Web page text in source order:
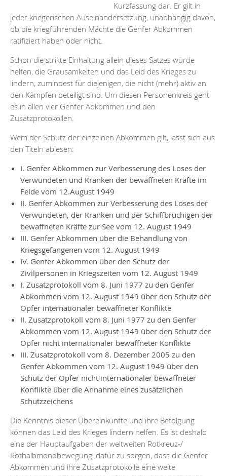
Kurzfassung dar. Er gilt in
jeder kriegerischen Auseinandersetzung, unabhängig davon,
ob die kriegführenden Mächte die Genfer Abkommen
ratifiziert haben oder nicht.
Schon die strikte Einhaltung allein dieses Satzes würde
helfen, die Grausamkeiten und das Leid des Krieges zu
lindern, zumindest für diejenigen, die nicht (mehr) aktiv an
den Kämpfen beteiligt sind. Um diesen Personenkreis geht
es in allen vier Genfer Abkommen und den
Zusatzprotokollen.
Wem der Schutz der einzelnen Abkommen gilt, lässt sich aus
den Titeln ablesen:
I. Genfer Abkommen zur Verbesserung des Loses der
Verwundeten und Kranken der bewaffneten Kräfte im
Felde vom 12.August 1949
II. Genfer Abkommen zur Verbesserung des Loses der
Verwundeten, der Kranken und der Schiffbrüchigen der
bewaffneten Kräfte zur See vom 12. August 1949
III. Genfer Abkommen über die Behandlung von
Kriegsgefangenen vom 12. August 1949
IV. Genfer Abkommen über den Schutz der
Zivilpersonen in Kriegszeiten vom 12. August 1949
I. Zusatzprotokoll vom 8. Juni 1977 zu den Genfer
Abkommen vom 12. August 1949 über den Schutz der
Opfer internationaler bewaffneter Konflikte
II. Zusatzprotokoll vom 8. Juni 1977 zu den Genfer
Abkommen vom 12. August 1949 über den Schutz der
Opfer nicht internationaler bewaffneter Konflikte
III. Zusatzprotokoll vom 8. Dezember 2005 zu den
Genfer Abkommen vom 12. August 1949 über den
Schutz der Opfer nicht internationaler bewaffneter
Konflikte über die Annahme eines zusätzlichen
Schutzzeichens
Die Kenntnis dieser Übereinkünfte und ihre Befolgung
können das Leid des Krieges lindern helfen. Es ist deshalb
eine der Hauptaufgaben der weltweiten Rotkreuz-/
Rothalbmondbewegung, dafür zu sorgen, dass die Genfer
Abkommen und ihre Zusatzprotokolle eine weite